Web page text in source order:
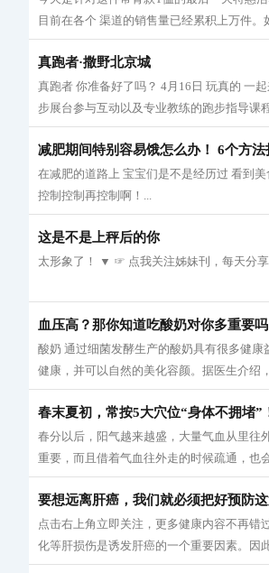
目前在各个 渠道的销售量已经累积上万件。
真跑者·撒野北京城
真跑者 你准备好了吗？ 4月16日 玩真的 一
步展台参与互动以及专业教练的跑步指导课
减肥期间特别容易饿怎么办！ 6个方
在减肥的道路上 宝宝们是不是经历过 看到
控制控制再控制啊！...
这是不是上秤后的你
太形象了！ ▼ ☞ 点我关注姊妹刊，每天分
血压高？那你知道吃酸奶对你多重要吗
酸奶 通过细菌发酵生产的酸奶具有很多健
健康，并可以自然的美化容颜。据医生介绍
春末夏初，常按5大穴位“身体不拥堵”
春分以后，阳气越来越盛，大量气血从里往
重要，而且借着气血往外走的时候疏通，也
要想远离肝癌，我们就必须把好预防
点击右上角立即关注，更多健康内容不再错
化等肝损伤是诱发肝癌的一个重要因素。因